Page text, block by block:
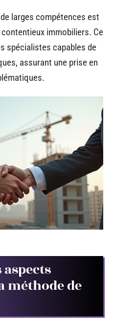
larges compétences est
immobiliers. Ce
spécialistes capables de
assurant une prise en
méthode de